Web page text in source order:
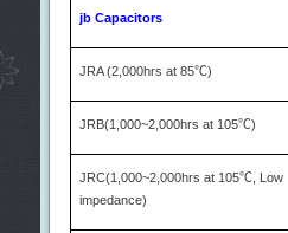
jb Capacitors
JRA (2,000hrs at 85℃)
JRB(1,000~2,000hrs at 105℃)
JRC(1,000~2,000hrs at 105℃ , Low
impedance)